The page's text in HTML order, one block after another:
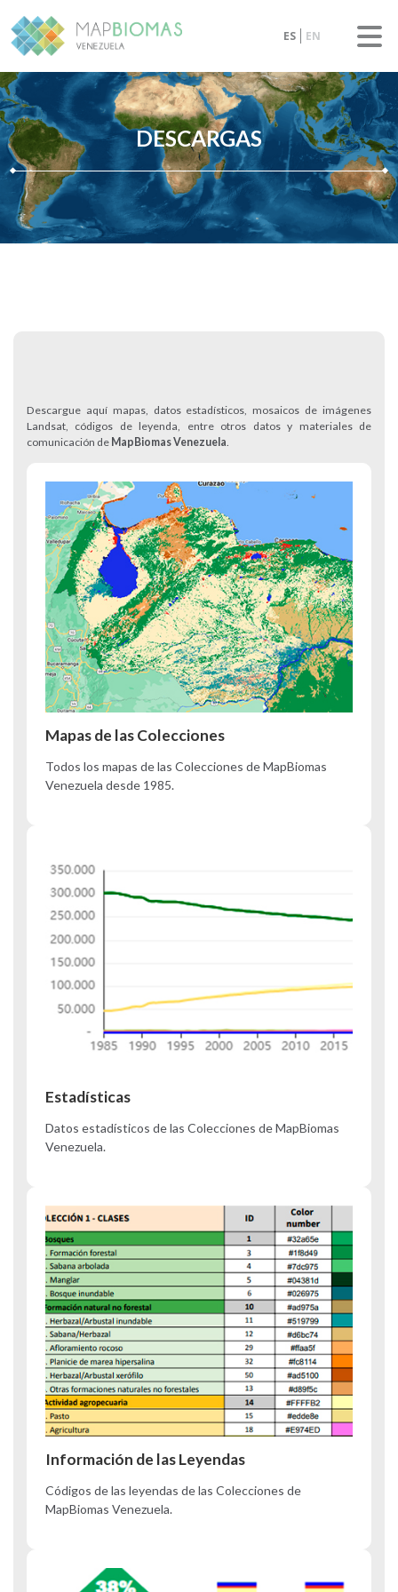
ES EN
DESCARGAS
Descargue aquí mapas, datos estadísticos, mosaicos de imágenes
Landsat, códigos de leyenda, entre otros datos y materiales de
comunicación de MapBiomas Venezuela.
Mapas de las Colecciones
Todos los mapas de las Colecciones de MapBiomas
Venezuela desde 1985.
Estadísticas
Datos estadísticos de las Colecciones de MapBiomas
Venezuela.
Información de las Leyendas
Códigos de las leyendas de las Colecciones de
MapBiomas Venezuela.